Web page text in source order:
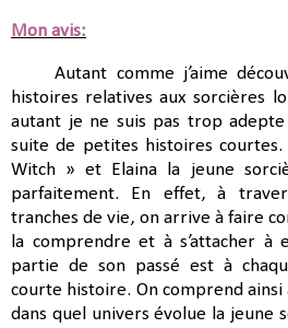
Mon avis:
Autant comme j’aime
histoires relatives aux sorcières
autant je ne suis pas trop
suite de petites histoires courtes.
Witch » et Elaina la jeune
parfaitement. En effet, à
tranches de vie, on arrive à faire
la comprendre et à s’attacher à
partie de son passé est à
courte histoire. On comprend
dans quel univers évolue la jeune